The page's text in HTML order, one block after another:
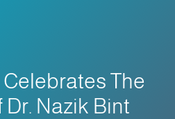
The
Nazik Bint